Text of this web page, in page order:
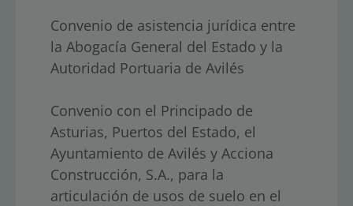
Convenio de asistencia jurídica entre
la Abogacía General del Estado y la
Autoridad Portuaria de Avilés
Convenio con el Principado de
Asturias, Puertos del Estado, el
Ayuntamiento de Avilés y Acciona
Construcción, S.A., para la
articulación de usos de suelo en el